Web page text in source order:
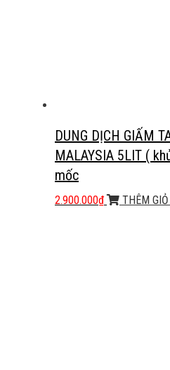
DUNG DỊCH GIẤM
MALAYSIA 5LIT (
mốc
2.900.000₫ THÊM